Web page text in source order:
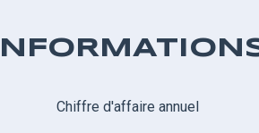
Chiffre d'affaire annuel